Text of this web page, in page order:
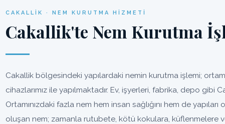
CAKALLIK · NEM KURUTMA HIZMETI
Cakallik'te Nem Kurutma
Cakallik bölgesindeki yapılardaki nemin kurutma işlemi;
cihazlarımız ile yapılmaktadır. Ev, işyerleri, fabrika, depo
Ortamınızdaki fazla nem hem insan sağlığını hem de
oluşan nem; zamanla rutubete, kötü kokulara, küflenmelere